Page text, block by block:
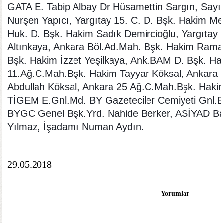
GATA E. Tabip Albay Dr Hüsamettin Sargın,
Nurşen Yapıcı, Yargıtay 15. C. D. Bşk. Hakim
Huk. D. Bşk. Hakim Sadık Demircioğlu,
Altınkaya, Ankara Böl.Ad.Mah. Bşk. Hakim
Bşk. Hakim İzzet Yeşilkaya, Ank.BAM D. Bşk.
11.Ağ.C.Mah.Bşk. Hakim Tayyar Köksal,
Abdullah Köksal, Ankara 25 Ağ.C.Mah.Bşk.
TİGEM E.Gnl.Md. BY Gazeteciler Cemiyeti
BYGC Genel Bşk.Yrd. Nahide Berker, ASİYAD
Yılmaz, İşadamı Numan Aydın.
29.05.2018
Yorumlar